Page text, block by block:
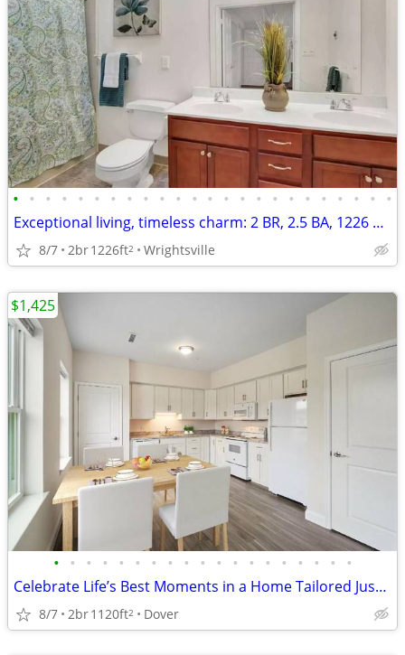
• • • • • • • • • • • • • • • • • • • • • • • •
Exceptional living, timeless charm: 2 BR, 2.5 BA, 1226 Sq Ft.
8/7 2br1226ft2 Wrightsville
• • • • • • • • • • • • • • • • • • •
Celebrate Life’s Best Moments in a Home Tailored Just for You!
8/7 2br1120ft2 Dover
$1,425